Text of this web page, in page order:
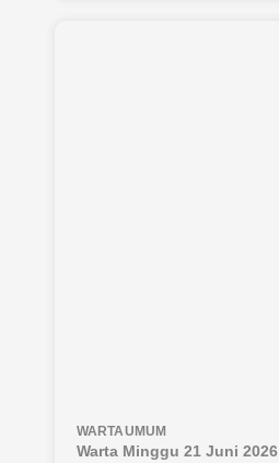
WARTAUMUM
Warta Minggu 21 Juni 2026